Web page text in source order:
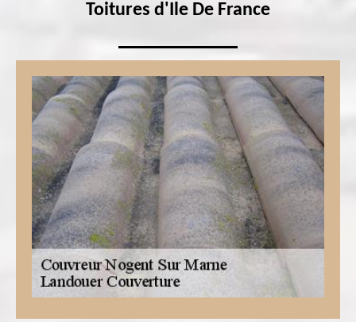
Toitures d'Ile De France